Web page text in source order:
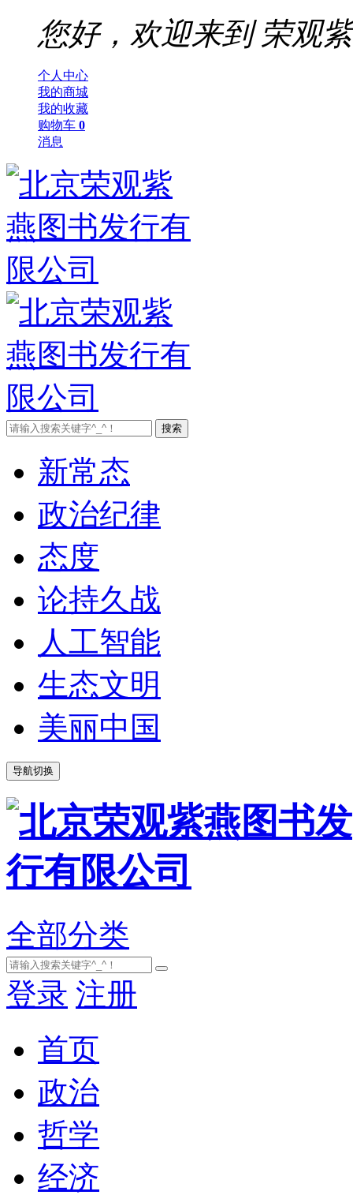
您好，欢迎来到 荣观
个人中心
我的商城
我的收藏
购物车 0
消息
新常态
政治纪律
态度
论持久战
人工智能
生态文明
美丽中国
导航切换
全部分类
登录 注册
首页
政治
哲学
经济